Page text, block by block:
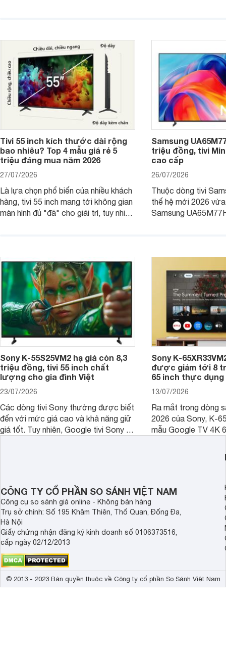
Tivi 55 inch kích thước dài rộng
bao nhiêu? Top 4 mẫu giá rẻ 5
triệu đáng mua năm 2026
27/07/2026
Là lựa chọn phổ biến của nhiều khách
hàng, tivi 55 inch mang tới không gian
màn hình đủ "đã" cho giải trí, tuy nhiên
dùng cho phòng bao nhiêu m2?
Samsung
triệu đồng, tivi
cao cấp
26/07/2026
Thuộc dòng tivi
thế hệ mới 2026
Samsung
Sony K-55S25VM2 hạ giá còn 8,3
triệu đồng, tivi 55 inch chất
lượng cho gia đình Việt
23/07/2026
Các dòng tivi Sony thường được biết
đến với mức giá cao và khả năng giữ
giá tốt. Tuy nhiên, Google tivi Sony 55
Sony K-
được giảm tới 8
65 inch thực
13/07/2026
Ra mắt trong dòng
2026 của Sony, K-
mẫu Google TV 4K
tảng Google TV
nghệ hỗ trợ nâng
CÔNG TY CỔ PHẦN SO SÁNH VIỆT NAM
Công cụ so sánh giá online - Không bán hàng
Trụ sở chính: Số 195 Khâm Thiên, Thổ Quan, Đống Đa,
Hà Nội
Giấy chứng nhận đăng ký kinh doanh số 0106373516,
cấp ngày 02/12/2013
© 2013 - 2023 Bản quyền thuộc về Công ty cổ phần So Sánh Việt Nam